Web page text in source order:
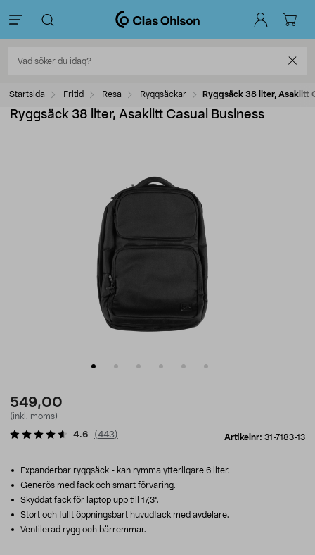
Startsida Fritid Resa Ryggsäckar Ryggsäck 38 liter, Asaklitt
Ryggsäck 38 liter, Asaklitt Casual Business
549,00
(inkl. moms)
Artikelnr: 31-7183-13
4.6 (443)
Expanderbar ryggsäck - kan rymma ytterligare 6 liter.
Generös med fack och smart förvaring.
Skyddat fack för laptop upp till 17,3".
Stort och fullt öppningsbart huvudfack med avdelare.
Ventilerad rygg och bärremmar.